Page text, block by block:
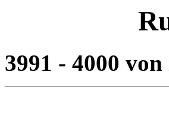
3991 - 4000